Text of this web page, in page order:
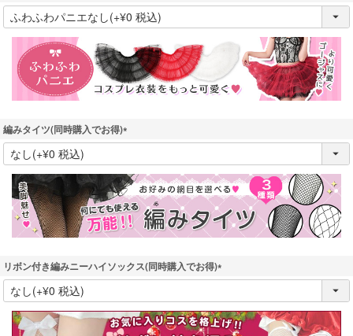
(
必
)
編みタイツ(同時購入でお得)
(
必
須
)
リボン付き編みニーハイソックス(同時購入でお得)
(
必
須
)